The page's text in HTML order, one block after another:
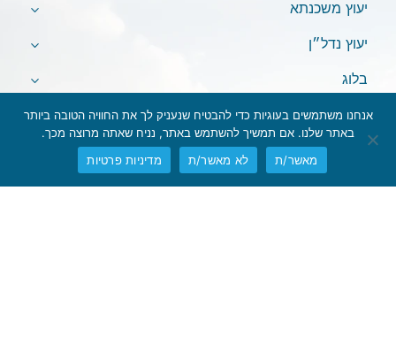
יעוץ משכנתא
יעוץ נדל״ן
בלוג
אנחנו משתמשים בעוגיות כדי להבטיח שנעניק לך את החוויה הטובה ביותר
באתר שלנו. אם תמשיך להשתמש באתר, נניח שאתה מרוצה מכך.
מאשר/ת
לא מאשר/ת מדיניות פרטיות